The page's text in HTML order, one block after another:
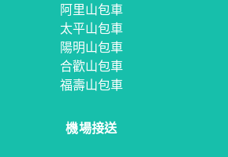
阿里山包車
太平山包車
陽明山包車
合歡山包車
福壽山包車
機場接送